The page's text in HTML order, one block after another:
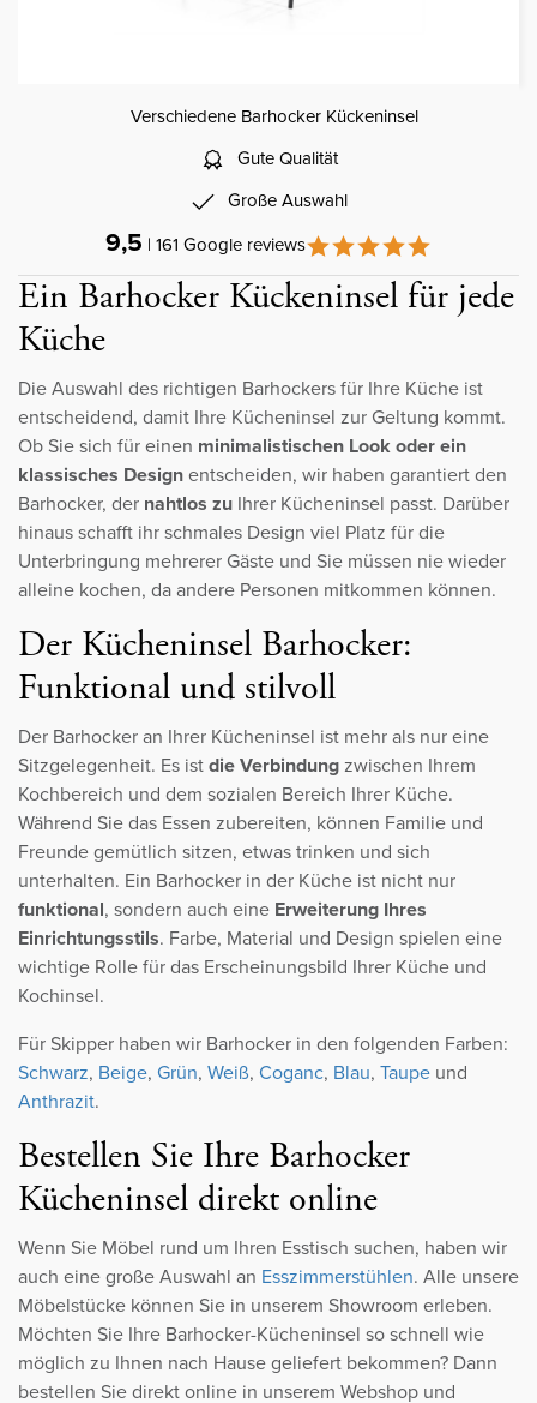
Verschiedene Barhocker Kückeninsel
Gute Qualität
Große Auswahl
9,5 | 161 Google reviews
Ein Barhocker Kückeninsel für jede
Küche
Die Auswahl des richtigen Barhockers für Ihre Küche ist
entscheidend, damit Ihre Kücheninsel zur Geltung kommt.
Ob Sie sich für einen minimalistischen Look oder ein
klassisches Designentscheiden, wir haben garantiert den
Barhocker, der nahtlos zu Ihrer Kücheninsel passt. Darüber
hinaus schafft ihr schmales Design viel Platz für die
Unterbringung mehrerer Gäste und Sie müssen nie wieder
alleine kochen, da andere Personen mitkommen können.
Der Kücheninsel Barhocker:
Funktional und stilvoll
Der Barhocker an Ihrer Kücheninsel ist mehr als nur eine
Sitzgelegenheit. Es istdie Verbindungzwischen Ihrem
Kochbereich und dem sozialen Bereich Ihrer Küche.
Während Sie das Essen zubereiten, können Familie und
Freunde gemütlich sitzen, etwas trinken und sich
unterhalten. Ein Barhocker in der Küche ist nicht nur
funktional, sondern auch eine Erweiterung Ihres
Einrichtungsstils. Farbe, Material und Design spielen eine
wichtige Rolle für das Erscheinungsbild Ihrer Küche und
Kochinsel.
Für Skipper haben wir Barhocker in den folgenden Farben:
Schwarz, Beige, Grün, Weiß, Coganc, Blau, Taupe und
Anthrazit.
Bestellen Sie Ihre Barhocker
Kücheninsel direkt online
Wenn Sie Möbel rund um Ihren Esstisch suchen, haben wir
auch eine große Auswahl an Esszimmerstühlen. Alle unsere
Möbelstücke können Sie in unserem Showroom erleben.
Möchten Sie Ihre Barhocker-Kücheninsel so schnell wie
möglich zu Ihnen nach Hause geliefert bekommen? Dann
bestellen Sie direkt online in unserem Webshop und